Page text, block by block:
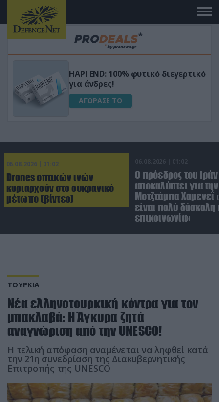
Μεταμόρφωσε τον κήπο σου με το
Ultra Box Μίνι Αλυσοπρίονο με
μπαταρία λιθίου
ΑΓΟΡΑΣΕ ΤΟ
06.08.2026 | 01:02
Drones οπτικών ινών
κυριαρχούν στο ουκρανικό
μέτωπο (βίντεο)
06.08.2026 | 01:02
Ο πρόεδρος του Ιράν
αποκαλύπτει για
Μοτζτάμπα Χαμενεΐ
είναι πολύ δύσκολη
επικοινωνία»
ΤΟΥΡΚΙΑ
Νέα ελληνοτουρκική κόντρα για τον
μπακλαβά: Η Άγκυρα ζητά
αναγνώριση από την UNESCO!
Η τελική απόφαση αναμένεται να ληφθεί κατά
την 21η συνεδρίαση της Διακυβερνητικής
Επιτροπής της UNESCO